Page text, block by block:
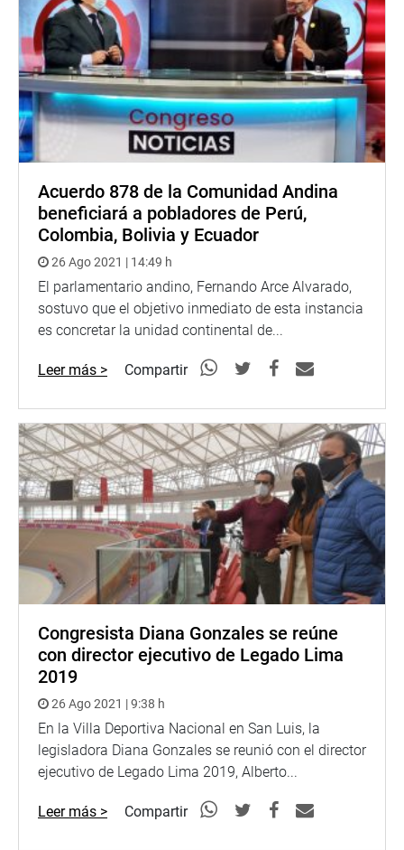
Acuerdo 878 de la Comunidad Andina
beneficiará a pobladores de Perú,
Colombia, Bolivia y Ecuador
26 Ago 2021 | 14:49 h
El parlamentario andino, Fernando Arce Alvarado,
sostuvo que el objetivo inmediato de esta instancia
es concretar la unidad continental de...
Leer más > Compartir
Congresista Diana Gonzales se reúne
con director ejecutivo de Legado Lima
2019
26 Ago 2021 | 9:38 h
En la Villa Deportiva Nacional en San Luis, la
legisladora Diana Gonzales se reunió con el director
ejecutivo de Legado Lima 2019, Alberto...
Leer más > Compartir